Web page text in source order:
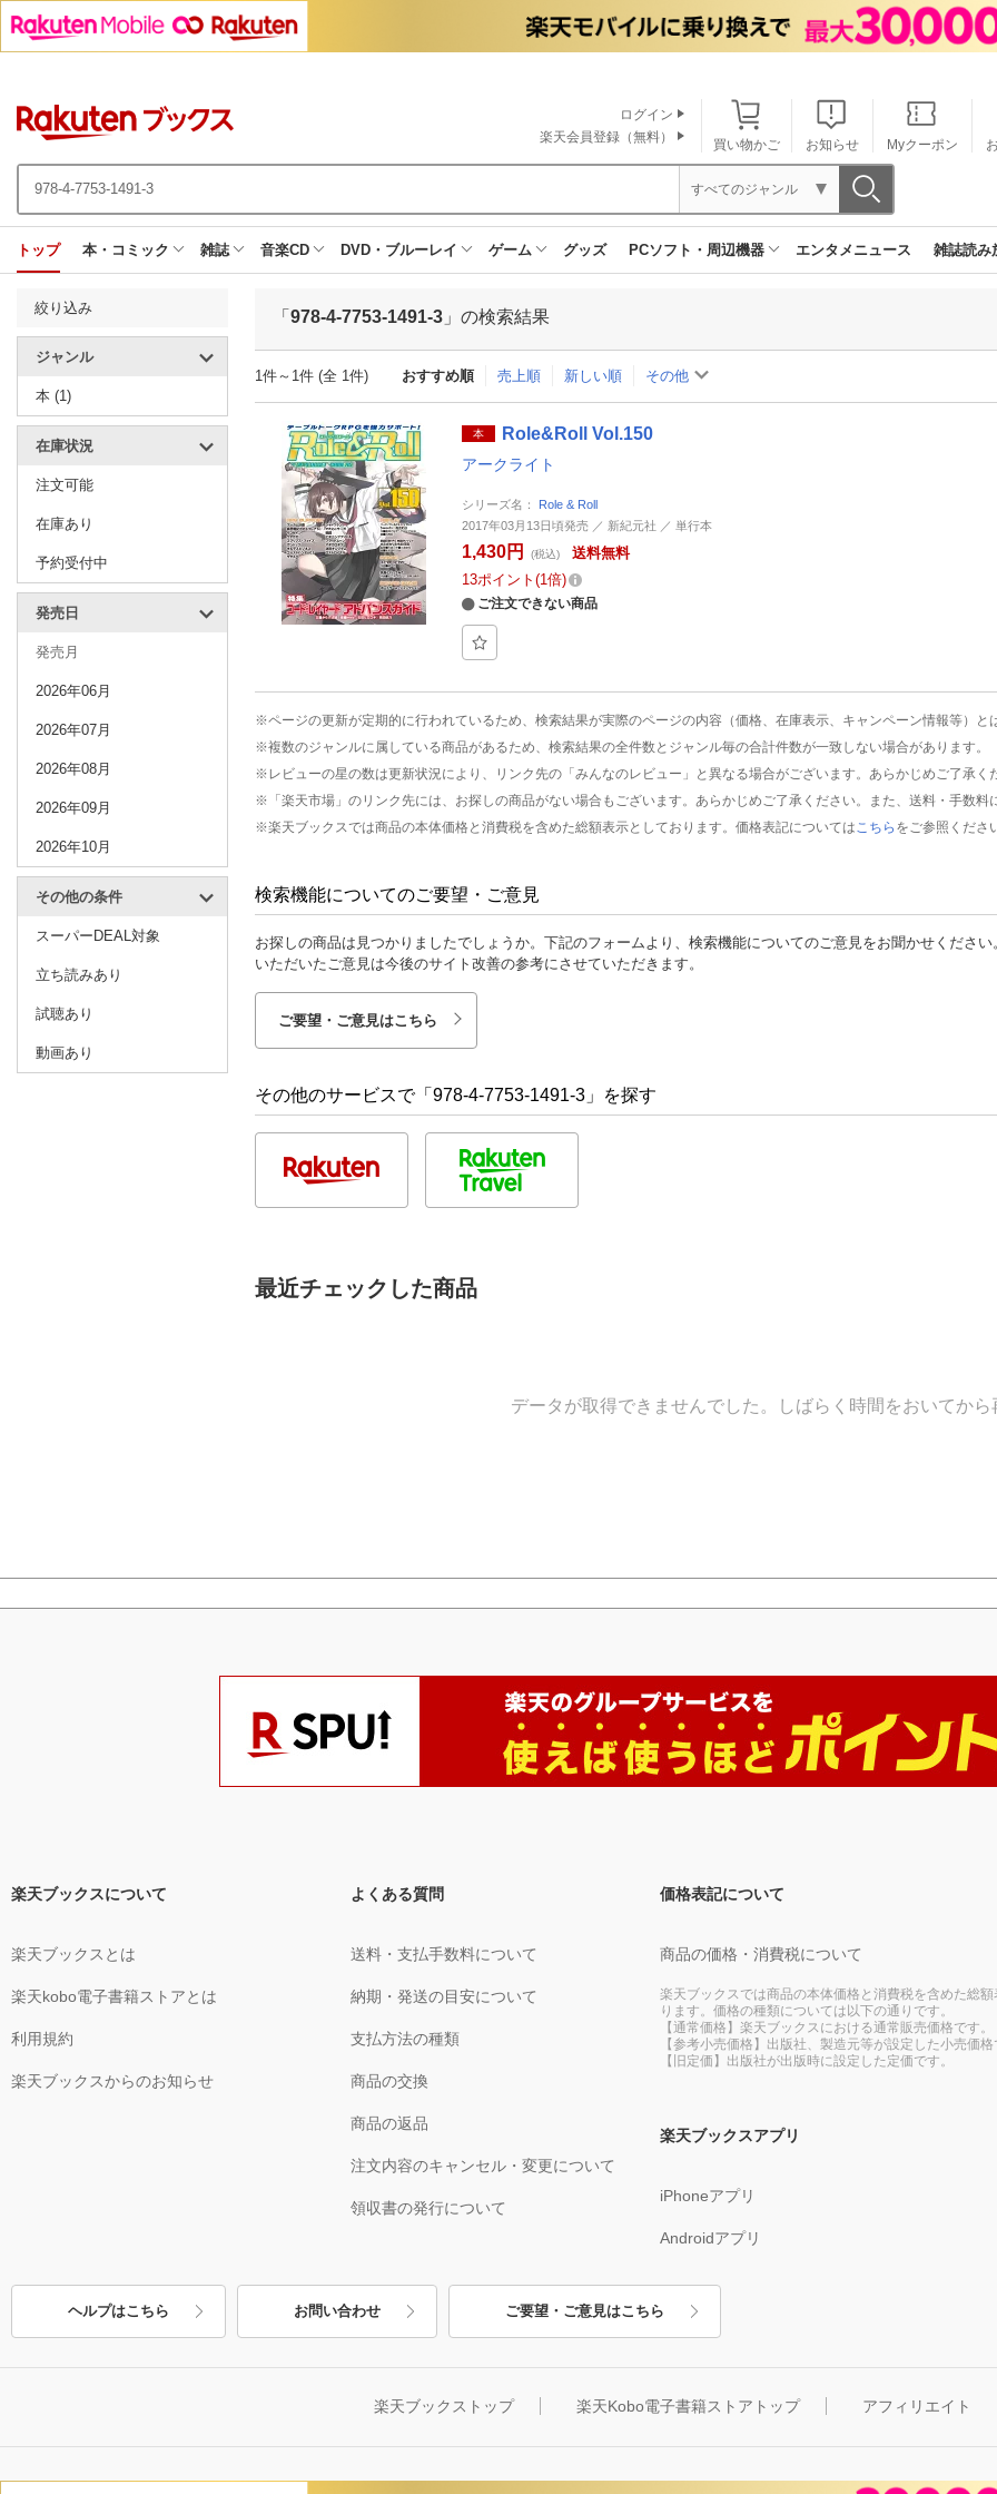
買い物かご お知らせ Myクーポン
ログイン
楽天会員登録（無料）
すべてのジャンル
トップ 本・コミック 雑誌 音楽CD DVD・ブルーレイ ゲーム グッズ PCソフト・周辺機器 エンタメニュース 雑誌読み
絞り込み
ジャンル
本 (1)
在庫状況
注文可能
在庫あり
予約受付中
発売日
発売月
2026年06月
2026年07月
2026年08月
2026年09月
2026年10月
その他の条件
スーパーDEAL対象
立ち読みあり
試聴あり
動画あり
「 978-4-7753-1491-3 」の検索結果
1件～1件 (全 1件) おすすめ順 売上順 新しい順 その他
本 Role&Roll Vol.150
アークライト
シリーズ名： Role & Roll
2017年03月13日頃発売 ／ 新紀元社 ／ 単行本
1,430円 (税込)
送料無料
13ポイント 1倍
ご注文できない商品
※ページの更新が定期的に行われているため、検索結果が実際のページの内容（価格、在庫表示、キャンペーン情報等）と
※複数のジャンルに属している商品があるため、検索結果の全件数とジャンル毎の合計件数が一致しない場合があります。
※レビューの星の数は更新状況により、リンク先の「みんなのレビュー」と異なる場合がございます。あらかじめご了承く
※「楽天市場」のリンク先には、お探しの商品がない場合もございます。あらかじめご了承ください。また、送料・手数料
※楽天ブックスでは商品の本体価格と消費税を含めた総額表示としております。価格表記については こちら をご参照くださ
検索機能についてのご要望・ご意見
お探しの商品は見つかりましたでしょうか。下記のフォームより、検索機能についてのご意見をお聞かせください
いただいたご意見は今後のサイト改善の参考にさせていただきます。
ご要望・ご意見はこちら
その他のサービスで「978-4-7753-1491-3」を探す
最近チェックした商品
データが取得できませんでした。しばらく時間をおいてから
楽天ブックスについて
楽天ブックスとは
楽天kobo電子書籍ストアとは
利用規約
楽天ブックスからのお知らせ
よくある質問
送料・支払手数料について
納期・発送の目安について
支払方法の種類
商品の交換
商品の返品
注文内容のキャンセル・変更について
領収書の発行について
価格表記について
商品の価格・消費税について
楽天ブックスでは商品の本体価格と消費税を含めた総額
ります。価格の種類については以下の通りです。
【通常価格】楽天ブックスにおける通常販売価格です。
【参考小売価格】出版社、製造元等が設定した小売価格
【旧定価】出版社が出版時に設定した定価です。
楽天ブックスアプリ
iPhoneアプリ
Androidアプリ
ヘルプはこちら お問い合わせ ご要望・ご意見はこちら
楽天ブックストップ 楽天Kobo電子書籍ストアトップ アフィリエイト